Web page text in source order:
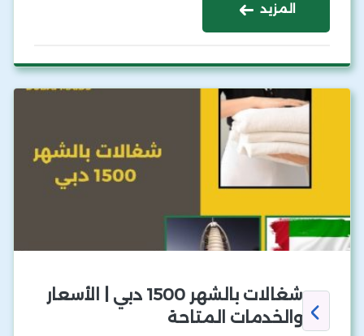
المزيد
شغالات بالشهر 1500 دبي | الأسعار
والخدمات المتاحة